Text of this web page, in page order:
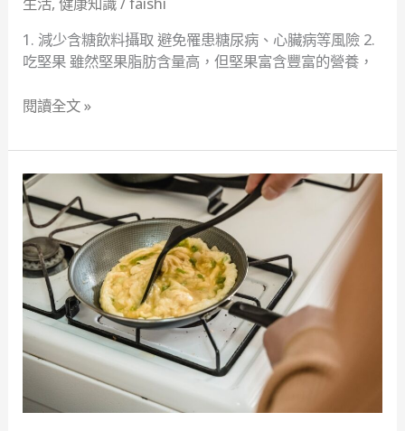
1. 減少含糖飲料攝取 避免罹患糖尿病、心臟病等風險 2.
吃堅果 雖然堅果脂肪含量高，但堅果富含豐富的營養，
閱讀全文 »
紅
蘿
蔔
炒
蛋
致
癌
危
原